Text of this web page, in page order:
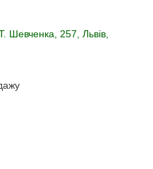
Шевченка, 257, Львів,